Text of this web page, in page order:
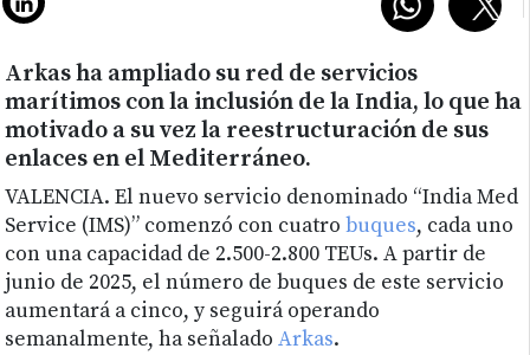
Arkas ha ampliado su red de servicios
marítimos con la inclusión de la India, lo que ha
motivado a su vez la reestructuración de sus
enlaces en el Mediterráneo.
VALENCIA. El nuevo servicio denominado “India Med
Service (IMS)” comenzó con cuatrobuques, cada uno
con una capacidad de 2.500-2.800 TEUs. A partir de
junio de 2025, el número de buques de este servicio
aumentará a cinco, y seguirá operando
semanalmente, ha señaladoArkas.